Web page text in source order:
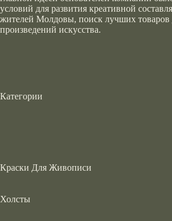
условий для развития креативной
жителей Молдовы, поиск лучших товаров
произведений искусства.
Категории
Краски Для Живописи
Холсты